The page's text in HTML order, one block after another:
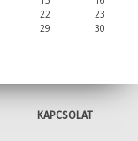
22
23
29
30
KAPCSOLAT